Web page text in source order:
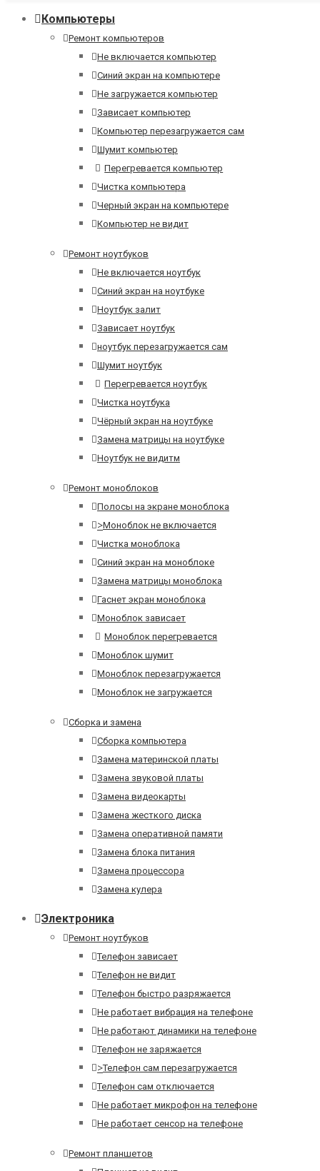
Компьютеры
Ремонт компьютеров
Не включается компьютер
Синий экран на компьютере
Не загружается компьютер
Зависает компьютер
Компьютер перезагружается сам
Шумит компьютер
Перегревается компьютер
Чистка компьютера
Черный экран на компьютере
Компьютер не видит
Ремонт ноутбуков
Не включается ноутбук
Синий экран на ноутбуке
Ноутбук залит
Зависает ноутбук
ноутбук перезагружается сам
Шумит ноутбук
Перегревается ноутбук
Чистка ноутбука
Чёрный экран на ноутбуке
Замена матрицы на ноутбуке
Ноутбук не видитм
Ремонт моноблоков
Полосы на экране моноблока
>Моноблок не включается
Чистка моноблока
Синий экран на моноблоке
Замена матрицы моноблока
Гаснет экран моноблока
Моноблок зависает
Моноблок перегревается
Моноблок шумит
Моноблок перезагружается
Моноблок не загружается
Сборка и замена
Сборка компьютера
Замена материнской платы
Замена звуковой платы
Замена видеокарты
Замена жесткого диска
Замена оперативной памяти
Замена блока питания
Замена процессора
Замена кулера
Электроника
Ремонт ноутбуков
Телефон зависает
Телефон не видит
Телефон быстро разряжается
Не работает вибрация на телефоне
Не работают динамики на телефоне
Телефон не заряжается
>Телефон сам перезагружается
Телефон сам отключается
Не работает микрофон на телефоне
Не работает сенсор на телефоне
Ремонт планшетов